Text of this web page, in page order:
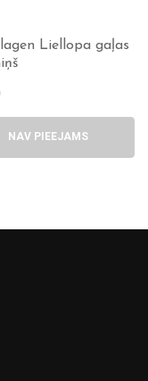
Liellopa gaļas
NAV PIEEJAMS